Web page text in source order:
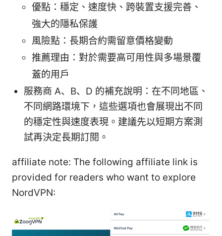
優點：穩定、速度快、跨裝置支援完善、
強大的隱私保護
風險點：長期合約需留意價格變動
推薦理由：對於需要高可用性與多場景覆
蓋的用戶
服務商 A、B、D 的補充說明：在不同地區、
不同網路環境下，這些選項也會展現出不同
的穩定性與速度表現。建議先以短期方案測
試再決定長期訂閱。
affiliate note: The following affiliate link is
provided for readers who want to explore
NordVPN: